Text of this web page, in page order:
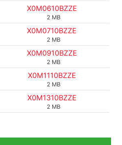
X0M0610BZZE
2 MB
X0M0710BZZE
2 MB
X0M0910BZZE
2 MB
X0M1110BZZE
2 MB
X0M1310BZZE
2 MB